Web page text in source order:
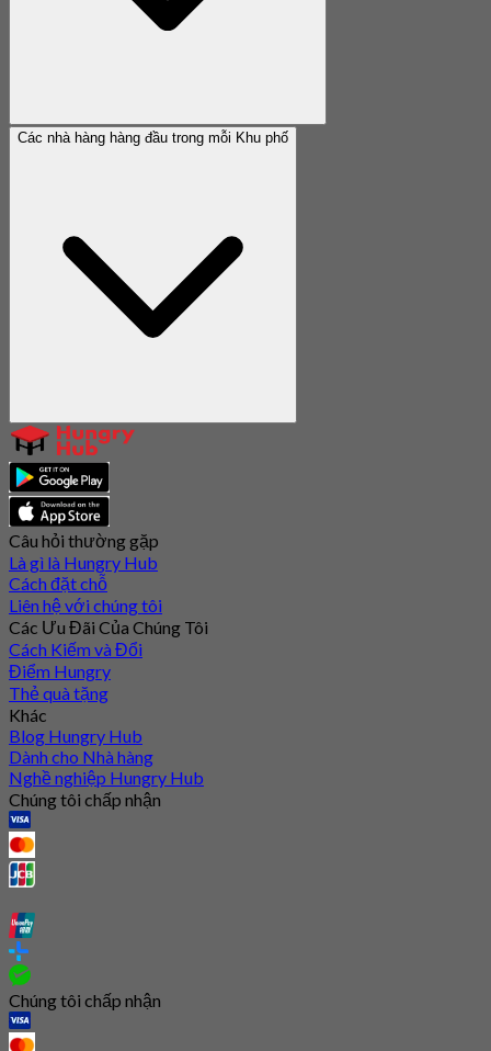
Các nhà hàng hàng đầu trong mỗi Khu phố
Câu hỏi thường gặp
Là gì là Hungry Hub
Cách đặt chỗ
Liên hệ với chúng tôi
Các Ưu Đãi Của Chúng Tôi
Cách Kiếm và Đổi
Điểm Hungry
Thẻ quà tặng
Khác
Blog Hungry Hub
Dành cho Nhà hàng
Nghề nghiệp Hungry Hub
Chúng tôi chấp nhận
Chúng tôi chấp nhận